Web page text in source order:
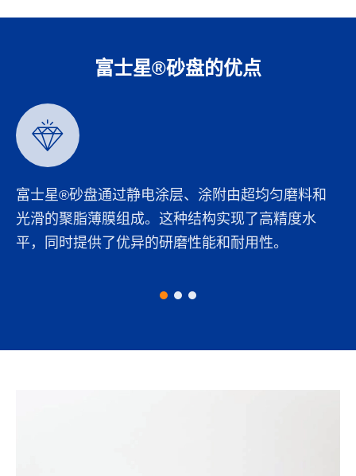
富士星®砂盘的优点

富士星®砂盘通过静电涂层、涂附由超均匀磨料和
光滑的聚脂薄膜组成。这种结构实现了高精度水
平，同时提供了优异的研磨性能和耐用性。